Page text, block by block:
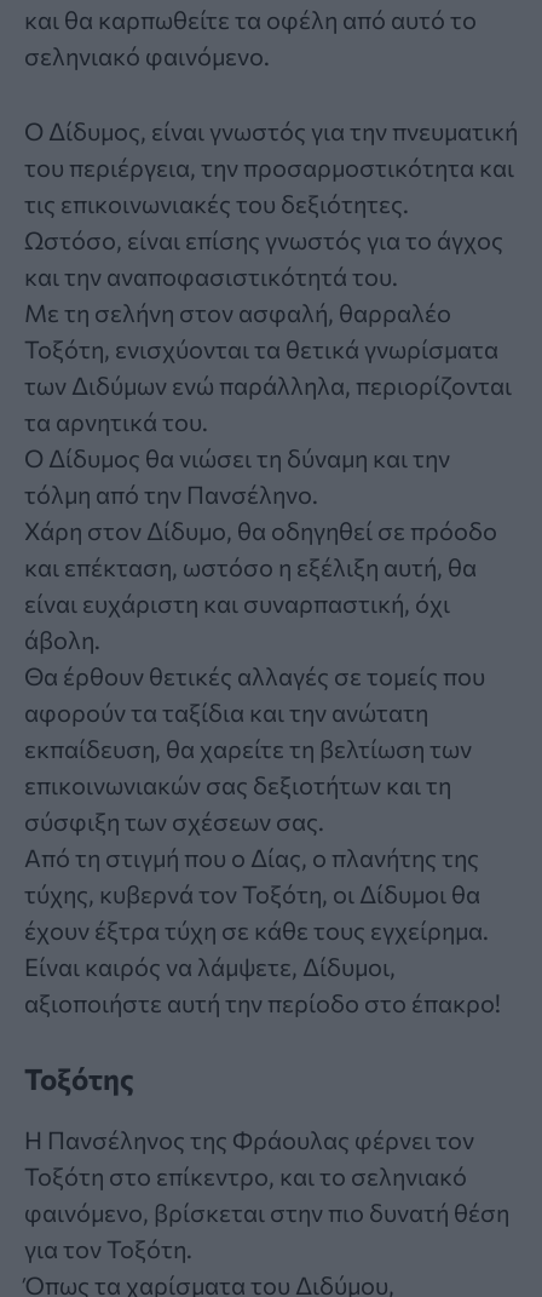
και θα καρπωθείτε τα οφέλη από αυτό το
σεληνιακό φαινόμενο.
Ο Δίδυμος, είναι γνωστός για την πνευματική
του περιέργεια, την προσαρμοστικότητα και
τις επικοινωνιακές του δεξιότητες.
Ωστόσο, είναι επίσης γνωστός για το άγχος
και την αναποφασιστικότητά του.
Με τη σελήνη στον ασφαλή, θαρραλέο
Τοξότη, ενισχύονται τα θετικά γνωρίσματα
των Διδύμων ενώ παράλληλα, περιορίζονται
τα αρνητικά του.
Ο Δίδυμος θα νιώσει τη δύναμη και την
τόλμη από την Πανσέληνο.
Χάρη στον Δίδυμο, θα οδηγηθεί σε πρόοδο
και επέκταση, ωστόσο η εξέλιξη αυτή, θα
είναι ευχάριστη και συναρπαστική, όχι
άβολη.
Θα έρθουν θετικές αλλαγές σε τομείς που
αφορούν τα ταξίδια και την ανώτατη
εκπαίδευση, θα χαρείτε τη βελτίωση των
επικοινωνιακών σας δεξιοτήτων και τη
σύσφιξη των σχέσεων σας.
Από τη στιγμή που ο Δίας, ο πλανήτης της
τύχης, κυβερνά τον Τοξότη, οι Δίδυμοι θα
έχουν έξτρα τύχη σε κάθε τους εγχείρημα.
Είναι καιρός να λάμψετε, Δίδυμοι,
αξιοποιήστε αυτή την περίοδο στο έπακρο!
Τοξότης
H Πανσέληνος της Φράουλας φέρνει τον
Τοξότη στο επίκεντρο, και το σεληνιακό
φαινόμενο, βρίσκεται στην πιο δυνατή θέση
για τον Τοξότη.
Όπως τα χαρίσματα του Διδύμου,